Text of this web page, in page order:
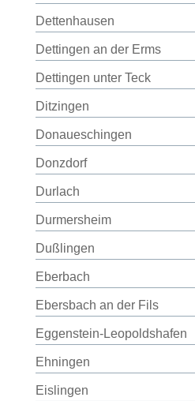
Dettenhausen
Dettingen an der Erms
Dettingen unter Teck
Ditzingen
Donaueschingen
Donzdorf
Durlach
Durmersheim
Dußlingen
Eberbach
Ebersbach an der Fils
Eggenstein-Leopoldshafen
Ehningen
Eislingen